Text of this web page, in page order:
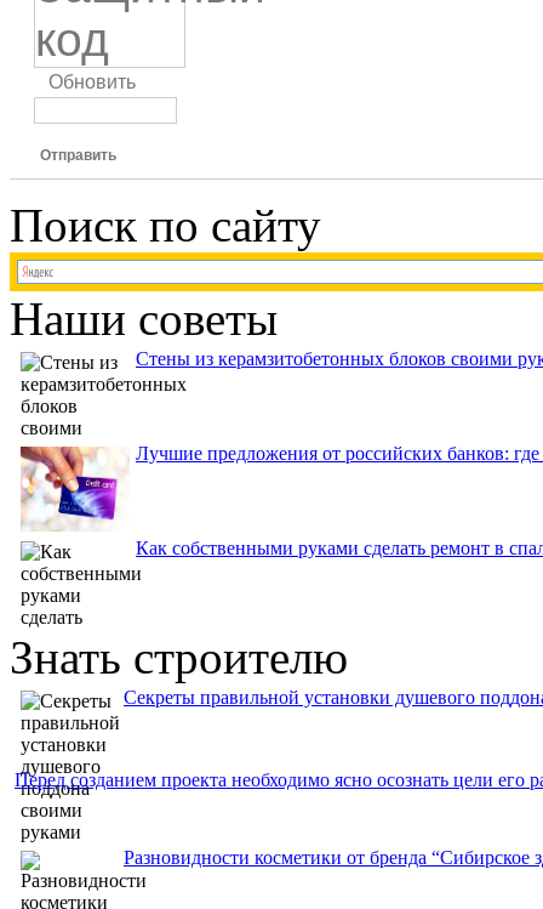
Обновить
Отправить
Поиск по сайту
Наши советы
Стены из керамзитобетонных блоков своими
Лучшие предложения от российских банков:
Как собственными руками сделать ремонт в
Знать строителю
Секреты правильной установки душевого
Перед созданием проекта необходимо ясно осознать цели его
Разновидности косметики от бренда “Сибирское